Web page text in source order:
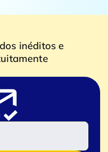
inéditos e